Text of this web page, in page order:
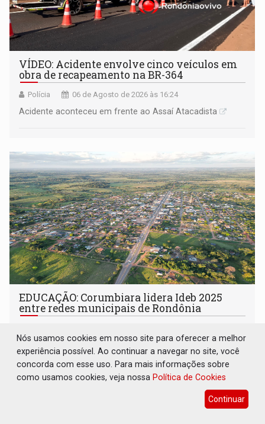
VÍDEO: Acidente envolve cinco veículos em
obra de recapeamento na BR-364
Polícia 06 de Agosto de 2026 às 16:24
Acidente aconteceu em frente ao Assaí Atacadista
EDUCAÇÃO: Corumbiara lidera Ideb 2025
entre redes municipais de Rondônia
Município alcançou nota 7,0 nos anos iniciais do ensino
fundamental e obteve o melhor desempenho do estado
Nós usamos cookies em nosso site para oferecer a melhor
experiência possível. Ao continuar a navegar no site, você
concorda com esse uso. Para mais informações sobre
como usamos cookies, veja nossa Política de Cookies
Continuar